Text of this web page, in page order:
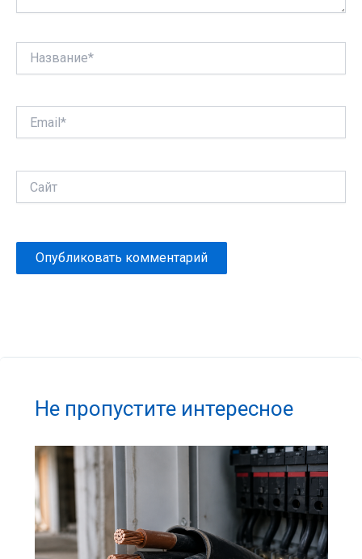
Не пропустите интересное